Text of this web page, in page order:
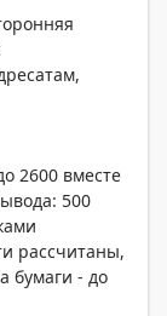
2600 вместе
500
рассчитаны,
бумаги - до